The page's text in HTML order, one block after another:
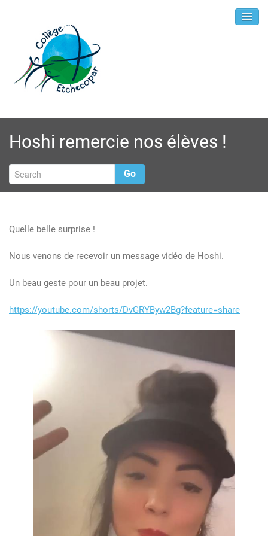
Hoshi remercie nos élèves !
Go
Quelle belle surprise !
Nous venons de recevoir un message vidéo de Hoshi.
Un beau geste pour un beau projet.
https://youtube.com/shorts/DvGRYByw2Bg?feature=share